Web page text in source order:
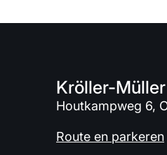
Kröller-
Houtkampweg 6,
Route en parkeren